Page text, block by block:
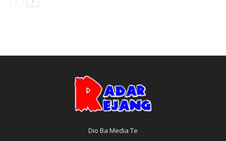
Dio Ba Media Te